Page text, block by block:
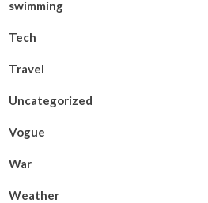
swimming
Tech
Travel
Uncategorized
Vogue
War
Weather